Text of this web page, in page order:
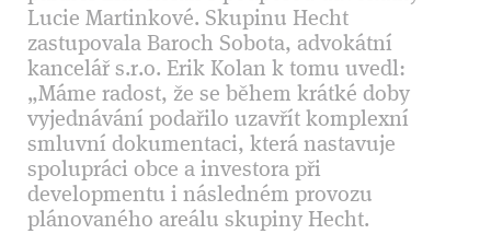
Lucie Martinkové. Skupinu Hecht
zastupovala Baroch Sobota, advokátní
kancelář s.r.o. Erik Kolan k tomu uvedl:
„Máme radost, že se během krátké doby
vyjednávání podařilo uzavřít komplexní
smluvní dokumentaci, která nastavuje
spolupráci obce a investora při
developmentu i následném provozu
plánovaného areálu skupiny Hecht.